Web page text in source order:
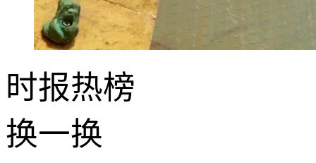
时报热榜
换一换